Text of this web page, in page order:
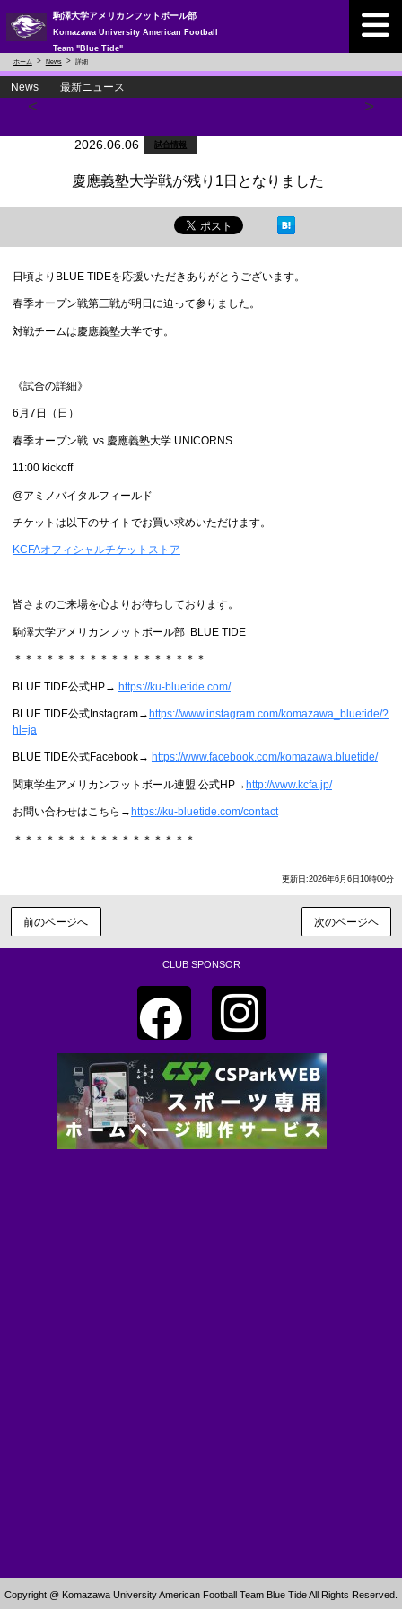
駒澤大学アメリカンフットボール部
Komazawa University American Football
Team "Blue Tide"
ホーム News 詳細
News 最新ニュース
< >
2026.06.06 試合情報
慶應義塾大学戦が残り1日となりました
日頃よりBLUE TIDEを応援いただきありがとうございます。
春季オープン戦第三戦が明日に迫って参りました。
対戦チームは慶應義塾大学です。
《試合の詳細》
6月7日（日）
春季オープン戦 vs 慶應義塾大学 UNICORNS
11:00 kickoff
@アミノバイタルフィールド
チケットは以下のサイトでお買い求めいただけます。
KCFAオフィシャルチケットストア
皆さまのご来場を心よりお待ちしております。
駒澤大学アメリカンフットボール部 BLUE TIDE
＊＊＊＊＊＊＊＊＊＊＊＊＊＊＊＊＊＊
BLUE TIDE公式HP→ https://ku-bluetide.com/
BLUE TIDE公式Instagram→ https://www.instagram.com/komazawa_bluetide/?
hl=ja
BLUE TIDE公式Facebook→ https://www.facebook.com/komazawa.bluetide/
関東学生アメリカンフットボール連盟 公式HP→ http://www.kcfa.jp/
お問い合わせはこちら→ https://ku-bluetide.com/contact
＊＊＊＊＊＊＊＊＊＊＊＊＊＊＊＊＊
更新日:2026年6月6日10時00分
前のページへ 次のページヘ
CLUB SPONSOR
Copyright @ Komazawa University American Football Team Blue Tide All Rights Reserved.